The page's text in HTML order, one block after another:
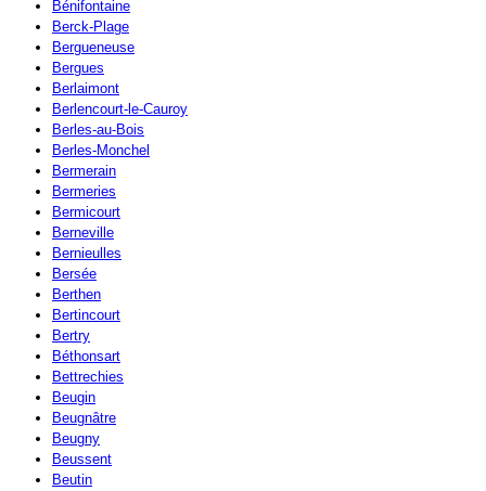
Bénifontaine
Berck-Plage
Bergueneuse
Bergues
Berlaimont
Berlencourt-le-Cauroy
Berles-au-Bois
Berles-Monchel
Bermerain
Bermeries
Bermicourt
Berneville
Bernieulles
Bersée
Berthen
Bertincourt
Bertry
Béthonsart
Bettrechies
Beugin
Beugnâtre
Beugny
Beussent
Beutin